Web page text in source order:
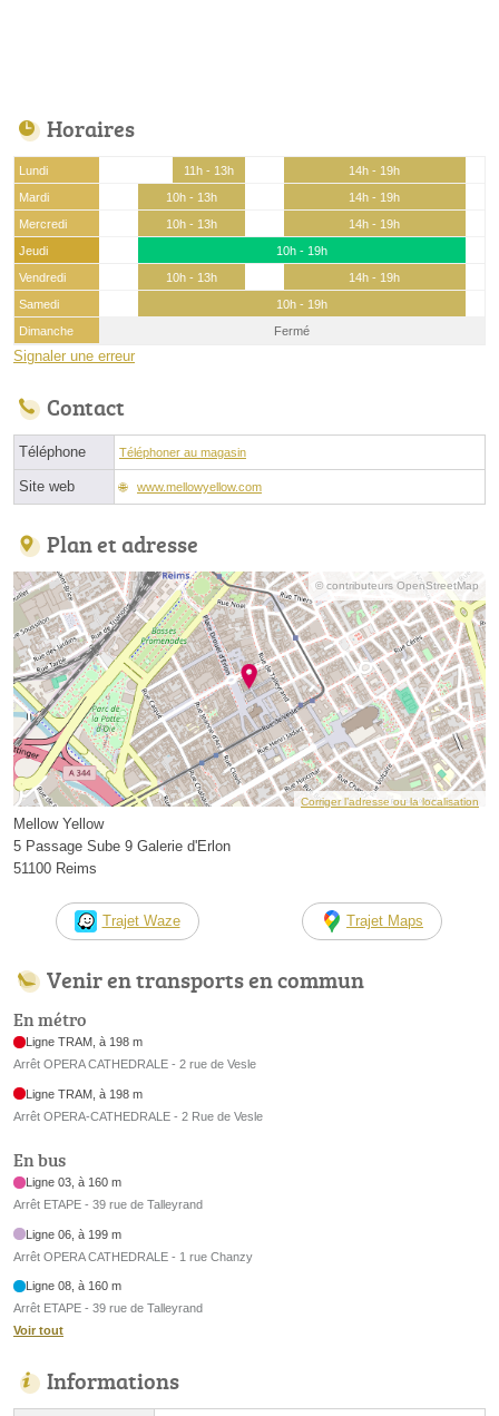
Horaires
Lundi 11h - 13h
14h - 19h
Mardi
10h - 13h
14h - 19h
Mercredi
10h - 13h
14h - 19h
Jeudi
10h - 19h
Vendredi
10h - 13h
14h - 19h
Samedi
10h - 19h
Dimanche
Fermé
Signaler une erreur
Contact
Téléphone Téléphoner au magasin
Site web www.mellowyellow.com
Plan et adresse
© contributeurs OpenStreetMap
Corriger l’adresse ou la localisation
Mellow Yellow
5 Passage Sube 9 Galerie d'Erlon
51100 Reims
Trajet Waze Trajet Maps
Venir en transports en commun
En métro
Ligne TRAM, à 198 m
Arrêt OPERA CATHEDRALE - 2 rue de Vesle
Ligne TRAM, à 198 m
Arrêt OPERA-CATHEDRALE - 2 Rue de Vesle
En bus
Ligne 03, à 160 m
Arrêt ETAPE - 39 rue de Talleyrand
Ligne 06, à 199 m
Arrêt OPERA CATHEDRALE - 1 rue Chanzy
Ligne 08, à 160 m
Arrêt ETAPE - 39 rue de Talleyrand
Voir tout
Informations